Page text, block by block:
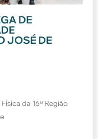
DE
JOSÉ DE
da 16ª Região